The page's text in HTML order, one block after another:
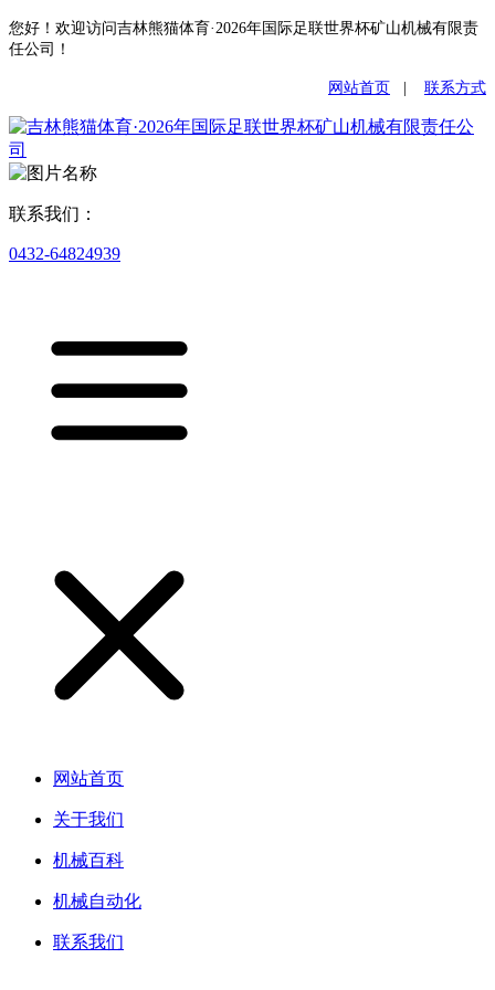
您好！欢迎访问吉林熊猫体育·2026年国际足联世界杯矿山机械有限责
任公司！
网站首页 联系方式
联系我们：
0432-64824939
网站首页
关于我们
机械百科
机械自动化
联系我们